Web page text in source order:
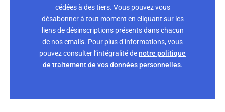
cédées à des tiers. Vous pouvez vous
désabonner à tout moment en cliquant sur les
liens de désinscriptions présents dans chacun
de nos emails. Pour plus d’informations, vous
pouvez consulter l’intégralité denotre politique
de traitement de vos données personnelles.